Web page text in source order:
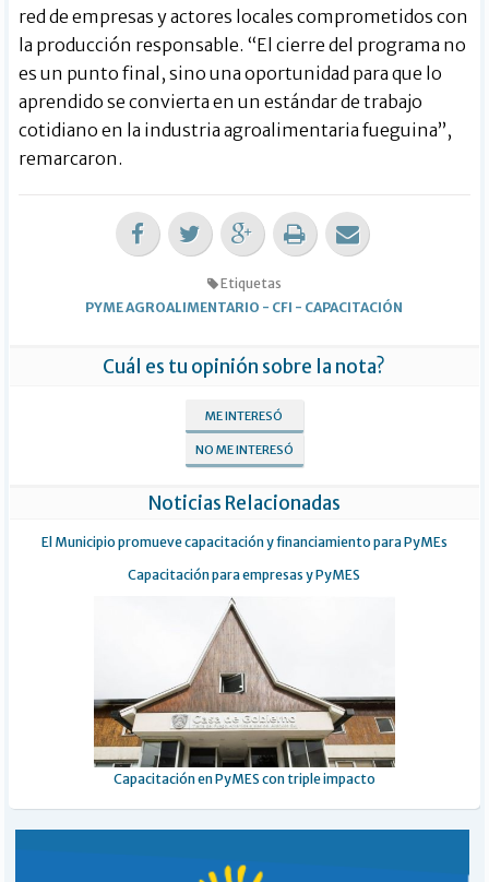
red de empresas y actores locales comprometidos con
la producción responsable. “El cierre del programa no
es un punto final, sino una oportunidad para que lo
aprendido se convierta en un estándar de trabajo
cotidiano en la industria agroalimentaria fueguina”,
remarcaron.
Etiquetas
PYME AGROALIMENTARIO - CFI - CAPACITACIÓN
Cuál es tu opinión sobre la nota?
ME INTERESÓ
NO ME INTERESÓ
Noticias Relacionadas
El Municipio promueve capacitación y financiamiento para PyMEs
Capacitación para empresas y PyMES
Capacitación en PyMES con triple impacto